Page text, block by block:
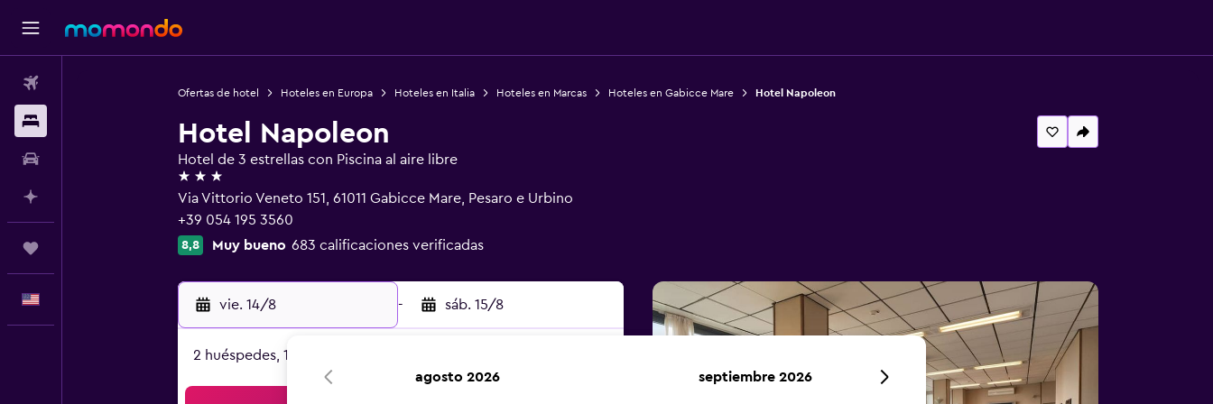
Ofertas de hotel Hoteles en Europa Hoteles en Italia Hoteles en Marcas Hoteles en Gabicce Mare Hotel Napoleon
Hotel Napoleon
Hotel de 3 estrellas con Piscina al aire libre
3 estrellas
Via Vittorio Veneto 151, 61011 Gabicce Mare, Pesaro e Urbino
+39 054 195 3560
8,8 Muy bueno 683 calificaciones verificadas
vie. 14/8 - sáb. 15/8
2 huéspedes, 1 habitación
agosto 2026 septiembre 2026